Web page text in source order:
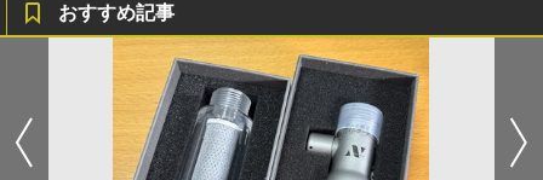
おすすめ記事